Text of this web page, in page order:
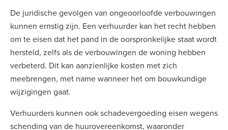
De juridische gevolgen van ongeoorloofde verbouwingen
kunnen ernstig zijn. Een verhuurder kan het recht hebben
om te eisen dat het pand in de oorspronkelijke staat wordt
hersteld, zelfs als de verbouwingen de woning hebben
verbeterd. Dit kan aanzienlijke kosten met zich
meebrengen, met name wanneer het om bouwkundige
wijzigingen gaat.
Verhuurders kunnen ook schadevergoeding eisen wegens
schending van de huurovereenkomst, waaronder